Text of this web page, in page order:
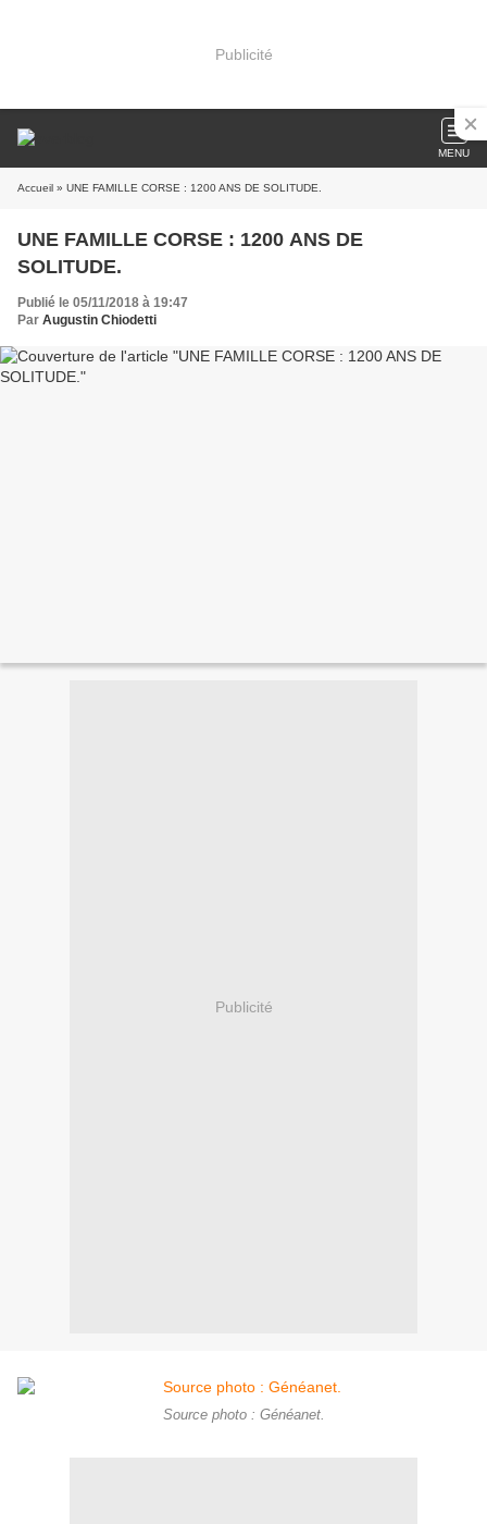
Publicité
MENU
Accueil » UNE FAMILLE CORSE : 1200 ANS DE SOLITUDE.
UNE FAMILLE CORSE : 1200 ANS DE
SOLITUDE.
Publié le 05/11/2018 à 19:47
Par Augustin Chiodetti
Publicité
Source photo : Généanet.